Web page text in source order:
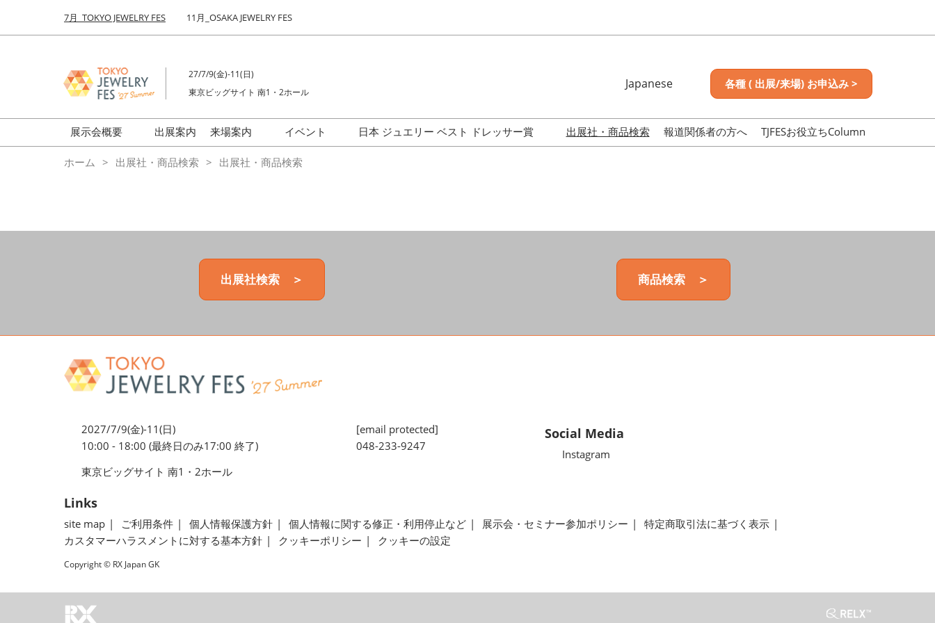
キ
し
て
む
to
7月_TOKYO JEWELRY FES 11月_OSAKA JEWELRY FES
27/7/9(金)-11(日)
東京ビッグサイト 南1・2ホール
Japanese
English
各種 ( 出展/来場) お申込み >
展示会概要
前回来場者数
ミネラル&ストーンFES
出展案内
来場案内
会場の様子
イベント
日本 ジュエリー ベスト ドレッサー賞
出展社・商品検索 報道関係者の方へ TJFESお役立ちColumn
ホーム 出展社・商品検索 出展社・商品検索
出展社検索 ＞ 商品検索 ＞
2027/7/9(金)-11(日)
10:00 - 18:00 (最終日のみ17:00 終了)
東京ビッグサイト 南1・2ホール
[email protected]
048-233-9247
Social Media
Instagram
Links
site map ご利用条件 個人情報保護方針 個人情報に関する修正・利用停止など 展示会・セミナー参加ポリシー
特定商取引法に基づく表示
カスタマーハラスメントに対する基本方針
クッキーポリシー クッキーの設定
Copyright © RX Japan GK